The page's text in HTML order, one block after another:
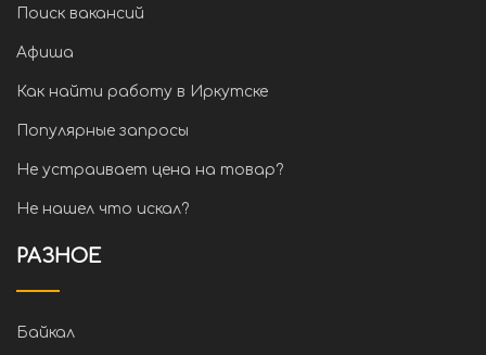
Поиск вакансий
Афиша
Как найти работу в Иркутске
Популярные запросы
Не устраивает цена на товар?
Не нашел что искал?
РАЗНОЕ
Байкал